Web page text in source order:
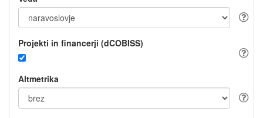
Projekti in financerji (dCOBISS)
Altmetrika